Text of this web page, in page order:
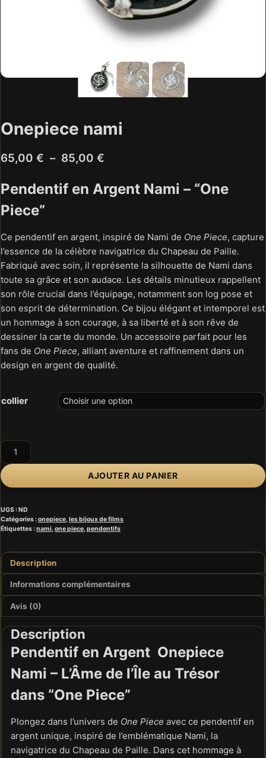
Onepiece nami
65,00 € – 85,00 €
prix :
85,00 €
Pendentif en Argent Nami – “One
Piece”
Ce pendentif en argent, inspiré de Nami de One Piece, capture
l’essence de la célèbre navigatrice du Chapeau de Paille.
Fabriqué avec soin, il représente la silhouette de Nami dans
toute sa grâce et son audace. Les détails minutieux rappellent
son rôle crucial dans l’équipage, notamment son log pose et
son esprit de détermination. Ce bijou élégant et intemporel est
un hommage à son courage, à sa liberté et à son rêve de
dessiner la carte du monde. Un accessoire parfait pour les
fans de One Piece, alliant aventure et raffinement dans un
design en argent de qualité.
collier
quantité
de
Onepiece
nami
AJOUTER AU PANIER
UGS :ND
Catégories :onepiece,les bijoux de films
Étiquettes :nami,one piece,pendentifs
Description
Informations complémentaires
Avis (0)
Description
Pendentif en Argent Onepiece
Nami – L’Âme de l’Île au Trésor
dans “One Piece”
Plongez dans l’univers de One Piece avec ce pendentif en
argent unique, inspiré de l’emblématique Nami, la
navigatrice du Chapeau de Paille. Dans cet hommage à